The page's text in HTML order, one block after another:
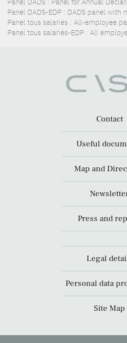
Panel DADS-EDP : DADS panel with
Panel tous salariés : All-employee
Panel tous salariés-EDP : All
Contact
Useful
Map and
Press and
Legal
Personal data
Site Map